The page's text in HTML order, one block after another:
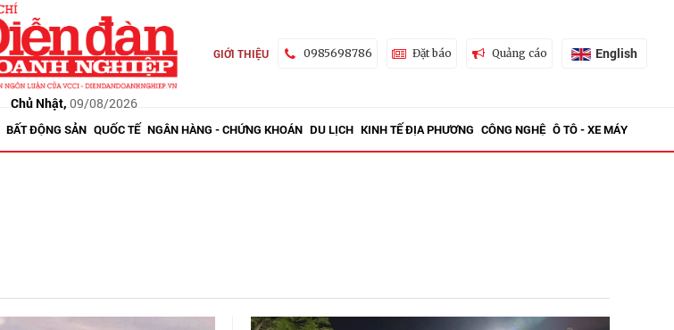
Chủ Nhật, 09/08/2026
GIỚI THIỆU 0985698786 Đặt báo Quảng cáo English
BẤT ĐỘNG SẢN QUỐC TẾ NGÂN HÀNG - CHỨNG KHOÁN DU LỊCH KINH TẾ ĐỊA PHƯƠNG CÔNG NGHỆ Ô TÔ - XE MÁY